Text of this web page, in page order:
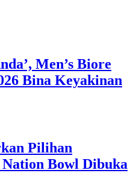
Men’s Biore
Bina Keyakinan
Pilihan
Bowl Dibuka